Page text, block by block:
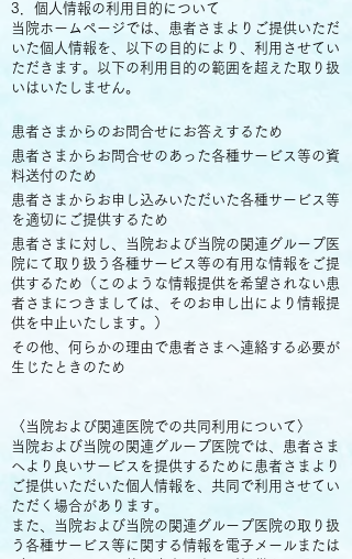
3．個人情報の利用目的について
当院ホームページでは、患者さまよりご提供いただ
いた個人情報を、以下の目的により、利用させてい
ただきます。以下の利用目的の範囲を超えた取り扱
いはいたしません。
患者さまからのお問合せにお答えするため
患者さまからお問合せのあった各種サービス等の資
料送付のため
患者さまからお申し込みいただいた各種サービス等
を適切にご提供するため
患者さまに対し、当院および当院の関連グループ医
院にて取り扱う各種サービス等の有用な情報をご提
供するため（このような情報提供を希望されない患
者さまにつきましては、そのお申し出により情報提
供を中止いたします。）
その他、何らかの理由で患者さまへ連絡する必要が
生じたときのため
〈当院および関連医院での共同利用について〉
当院および当院の関連グループ医院では、患者さま
へより良いサービスを提供するために患者さまより
ご提供いただいた個人情報を、共同で利用させてい
ただく場合があります。
また、当院および当院の関連グループ医院の取り扱
う各種サービス等に関する情報を電子メールまたは